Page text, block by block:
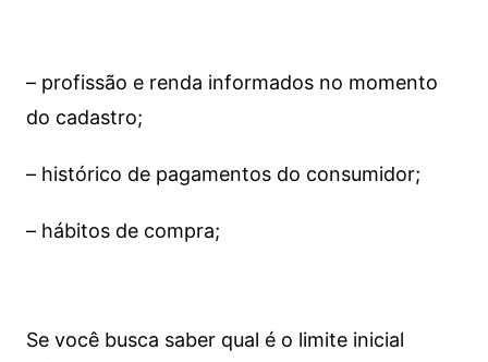
– profissão e renda informados no momento
do cadastro;
– histórico de pagamentos do consumidor;
– hábitos de compra;
Se você busca saber qual é o limite inicial